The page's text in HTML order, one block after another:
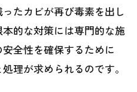
たカビが再び毒素を出し
的な対策には専門的な施
全性を確保するために
理が求められるのです。